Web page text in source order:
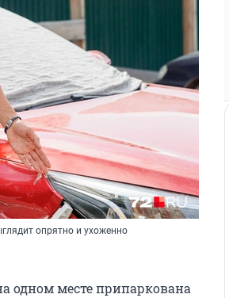
опрятно и ухоженно
одном месте припаркована